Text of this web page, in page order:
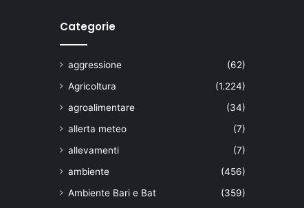
Categorie
aggressione
(62)
Agricoltura
(1.224)
agroalimentare
(34)
allerta meteo
(7)
allevamenti
(7)
ambiente
(456)
Ambiente Bari e Bat
(359)